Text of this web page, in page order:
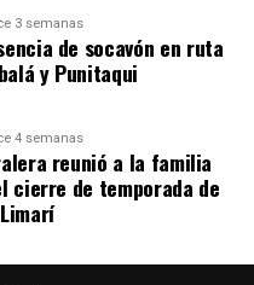
3 semanas
de socavón en ruta
y Punitaqui
4 semanas
reunió a la familia
cierre de temporada de